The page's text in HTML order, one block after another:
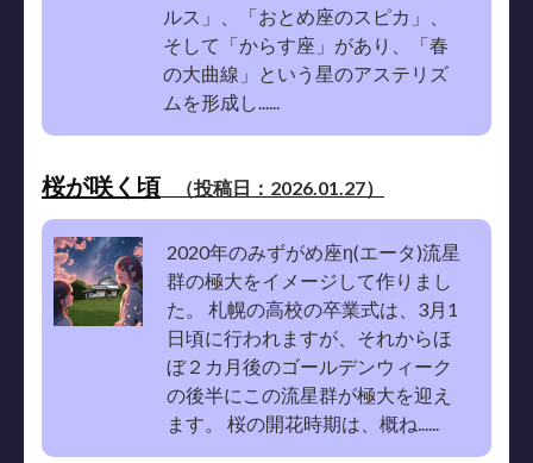
ルス」、「おとめ座のスピカ」、
そして「からす座」があり、「春
の大曲線」という星のアステリズ
ムを形成し......
桜が咲く頃 （投稿日：2026.01.27）
2020年のみずがめ座η(エータ)流星
群の極大をイメージして作りまし
た。 札幌の高校の卒業式は、3月1
日頃に行われますが、それからほ
ぼ２カ月後のゴールデンウィーク
の後半にこの流星群が極大を迎え
ます。 桜の開花時期は、概ね......